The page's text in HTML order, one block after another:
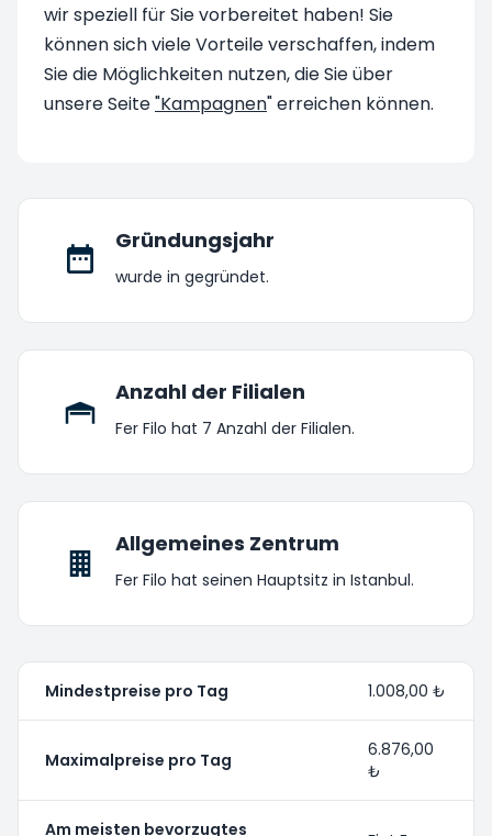
wir speziell für Sie vorbereitet haben! Sie
können sich viele Vorteile verschaffen, indem
Sie die Möglichkeiten nutzen, die Sie über
unsere Seite"Kampagnen" erreichen können.
Gründungsjahr
wurde in gegründet.
Anzahl der Filialen
Fer Filo hat 7 Anzahl der Filialen.
Allgemeines Zentrum
Fer Filo hat seinen Hauptsitz in Istanbul.
Mindestpreise pro Tag 1.008,00 ₺
Maximalpreise pro Tag
6.876,00
₺
Am meisten bevorzugtes